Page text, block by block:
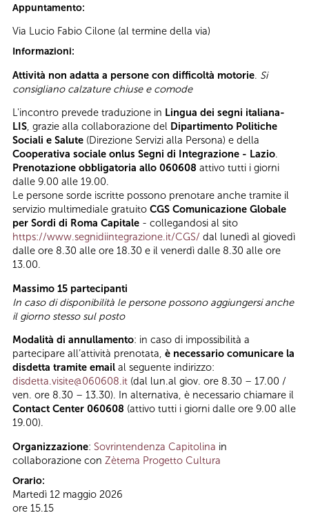
Appuntamento:
Via Lucio Fabio Cilone (al termine della via)
Informazioni:
Attività non adatta a persone con difficoltà motorie. Si
consigliano calzature chiuse e comode
L'incontro prevede traduzione in Lingua dei segni italiana-
LIS, grazie alla collaborazione del Dipartimento Politiche
Sociali e Salute (Direzione Servizi alla Persona) e della
Cooperativa sociale onlus Segni di Integrazione - Lazio.
Prenotazione obbligatoria allo 060608 attivo tutti i giorni
dalle 9.00 alle 19.00.
Le persone sorde iscritte possono prenotare anche tramite il
servizio multimediale gratuito CGS Comunicazione Globale
per Sordi di Roma Capitale - collegandosi al sito
https://www.segnidiintegrazione.it/CGS/ dal lunedì al giovedì
dalle ore 8.30 alle ore 18.30 e il venerdì dalle 8.30 alle ore
13.00.
Massimo 15 partecipanti
In caso di disponibilità le persone possono aggiungersi anche
il giorno stesso sul posto
Modalità di annullamento: in caso di impossibilità a
partecipare all’attività prenotata, è necessario comunicare la
disdetta tramite email al seguente indirizzo:
disdetta.visite@060608.it (dal lun.al giov. ore 8.30 – 17.00 /
ven. ore 8.30 – 13.30). In alternativa, è necessario chiamare il
Contact Center 060608 (attivo tutti i giorni dalle ore 9.00 alle
19.00).
Organizzazione: Sovrintendenza Capitolina in
collaborazione con Zètema Progetto Cultura
Orario:
Martedì 12 maggio 2026
ore 15.15